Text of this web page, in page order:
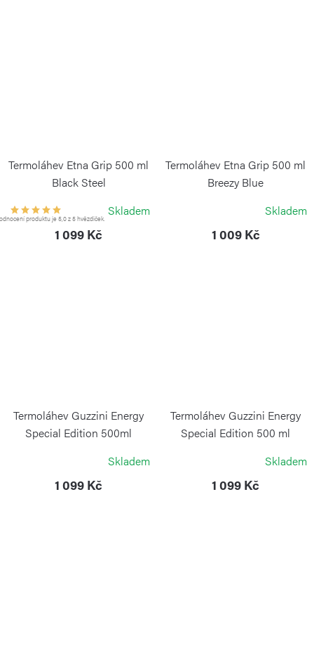
Termoláhev Etna Grip 500 ml
Black Steel
produktu je 5,0 z 5 hvězdiček.
Skladem
1 099 Kč
Termoláhev Etna Grip 500 ml
Breezy Blue
Skladem
1 009 Kč
Termoláhev Guzzini Energy
Special Edition 500ml
Skladem
1 099 Kč
Termoláhev Guzzini Energy
Special Edition 500 ml
Skladem
1 099 Kč